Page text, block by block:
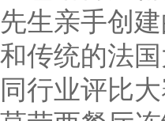
先生亲手创
和传统的法
同行业评比